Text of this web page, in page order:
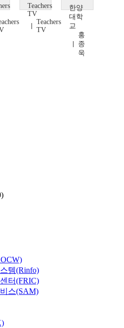
Teachers
TV
Teachers
TV
한양
대학
교
홍
종
욱
템(Rinfo)
터(FRIC)
스(SAM)